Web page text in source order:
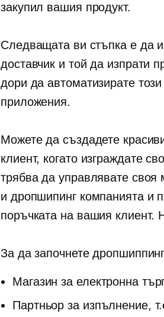
закупил вашия продукт.
Следващата ви стъпка е да
доставчик и той да изпрати
дори да автоматизирате
приложения.
Можете да създадете
клиент, когато изграждате
трябва да управлявате своя
и дропшипинг компанията и
поръчката на вашия клиент.
За да започнете
Магазин за електронна
Партньор за изпълнение,